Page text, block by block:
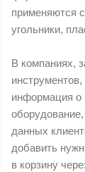
применяются
угольники,
В компаниях,
информация о
данных
добавить
в корзину